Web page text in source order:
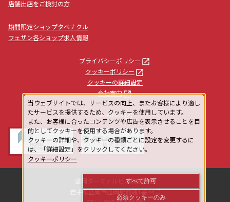
店舗出店をご検討の方
期間限定ショップタベナクル
フェザン各ショップ求人情報
プライバシーポリシー launch
クッキーポリシー launch
クッキーの詳細設定
会社案内launch
facebooklaunch
盛岡ターミナルビル株式会社
｜岩手県盛岡市盛岡駅前通1番44号｜
当ウェブサイトでは、サービスの向上、またお客様により適し
たサービスを提供するため、クッキーを使用しています。
また、お客様に合ったコンテンツや広告を表示させることを目
的としてクッキーを使用する場合があります。
クッキーの詳細や、クッキーの種類ごとに設定を変更するに
は、「詳細設定」をクリックしてください。
クッキーポリシー
すべて許可
必須クッキーのみ